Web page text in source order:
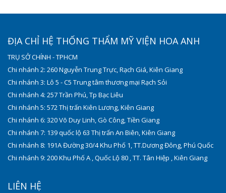
ĐỊA CHỈ HỆ THỐNG THẨM MỸ VIỆN HOA ANH
TRỤ SỞ CHÍNH - TPHCM
Chi nhánh 2: 260 Nguyễn Trung Trực, Rạch Giá, Kiên Giang
Chi nhánh 3: Lô 5 - C5 Trung tâm thương mại Rạch Sỏi
Chi nhánh 4: 257 Trần Phú, Tp Bạc Liêu
Chi nhánh 5: 572 Thị trấn Kiên Lương, Kiên Giang
Chi nhánh 6: 320 Võ Duy Linh, Gò Công, Tiền Giang
Chi nhánh 7: 139 quốc lộ 63 Thị trấn An Biên, Kiên Giang
Chi nhánh 8: 191A Đường 30/4 Khu Phố 1, TT.Dương Đông, Phú Quốc
Chi nhánh 9: 200 Khu Phố A , Quốc Lộ 80 , TT. Tân Hiệp , Kiên Giang
LIÊN HỆ